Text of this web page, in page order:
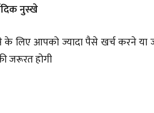
नुस्खे
लिए आपको ज्यादा पैसे खर्च करने या
जरूरत होगी